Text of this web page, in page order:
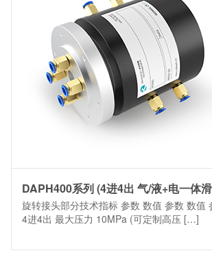
DAPH400系列 (4进4出 气/液+电一体
旋转接头部分技术指标 参数 数值 参数 数值
4进4出 最大压力 10MPa (可定制高压 […]